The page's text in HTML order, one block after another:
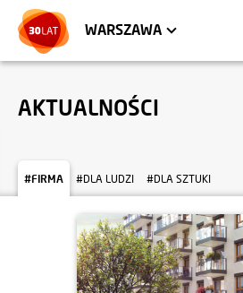
WARSZAWA
HEL
AKTUALNOŚCI
#FIRMA #DLA LUDZI #DLA SZTUKI